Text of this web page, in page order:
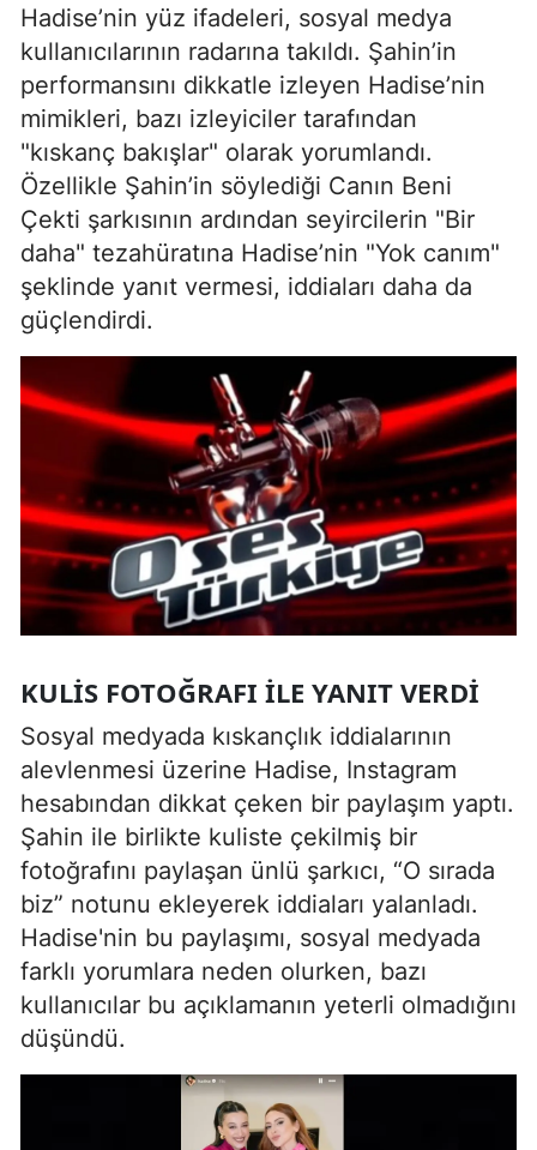
Hadise’nin yüz ifadeleri, sosyal medya
kullanıcılarının radarına takıldı. Şahin’in
performansını dikkatle izleyen Hadise’nin
mimikleri, bazı izleyiciler tarafından
"kıskanç bakışlar" olarak yorumlandı.
Özellikle Şahin’in söylediği Canın Beni
Çekti şarkısının ardından seyircilerin "Bir
daha" tezahüratına Hadise’nin "Yok canım"
şeklinde yanıt vermesi, iddiaları daha da
güçlendirdi.
KULIS FOTOĞRAFI ILE YANIT VERDI
Sosyal medyada kıskançlık iddialarının
alevlenmesi üzerine Hadise, Instagram
hesabından dikkat çeken bir paylaşım yaptı.
Şahin ile birlikte kuliste çekilmiş bir
fotoğrafını paylaşan ünlü şarkıcı, “O sırada
biz” notunu ekleyerek iddiaları yalanladı.
Hadise'nin bu paylaşımı, sosyal medyada
farklı yorumlara neden olurken, bazı
kullanıcılar bu açıklamanın yeterli olmadığını
düşündü.